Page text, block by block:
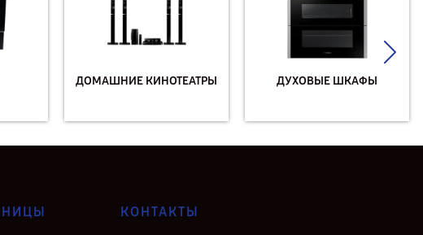
ДОМАШНИЕ КИНОТЕАТРЫ ДУХОВЫЕ ШКАФЫ
КОНТАКТЫ